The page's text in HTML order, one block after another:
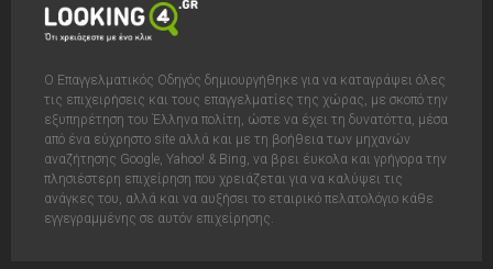
Ο Επαγγελματικός Οδηγός δημιουργήθηκε για να καταγράψει όλες
τις επιχειρήσεις και τους επαγγελματίες της χώρας, με σκοπό την
εξυπηρέτηση του Έλληνα πολίτη, ώστε να έχει τη δυνατόττα, μέσα
από ένα εύχρηστο site αλλά και με τη βοήθεια των μηχανών
αναζήτησης Google, Yahoo! & Bing, να βρει έυκολα και γρήγορα την
πλησιέστερη επιχείρηση που χρειάζεται για να καλύψει τις
ανάγκες του, αλλά και να αυξήσει το εταιρικό πελατολόγιο κάθε
εγγεγραμμένης σε αυτόν επιχείρησης.